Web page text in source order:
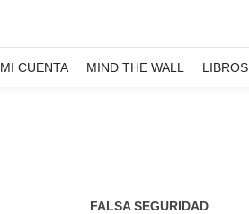
MI CUENTA MIND THE WALL LIBROS
FALSA SEGURIDAD